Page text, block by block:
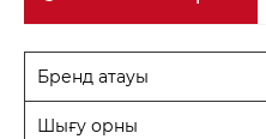
Бренд атауы
Шығу орны